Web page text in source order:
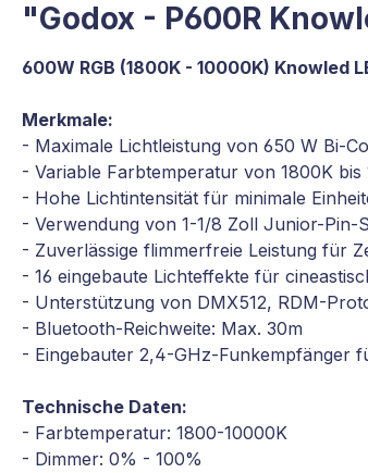
"Godox - P600R
600W RGB (1800K - 10000K) Knowled
Merkmale:
- Maximale Lichtleistung von 650 W Bi-
- Variable Farbtemperatur von 1800K bis
- Hohe Lichtintensität für minimale
- Verwendung von 1-1/8 Zoll Junior-Pin-
- Zuverlässige flimmerfreie Leistung für
- 16 eingebaute Lichteffekte für
- Unterstützung von DMX512, RDM-
- Bluetooth-Reichweite: Max. 30m
- Eingebauter 2,4-GHz-Funkempfänger
Technische Daten:
- Farbtemperatur: 1800-10000K
- Dimmer: 0% - 100%